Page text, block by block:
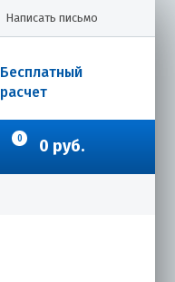
Написать письмо
Бесплатный
расчет
0 0 руб.